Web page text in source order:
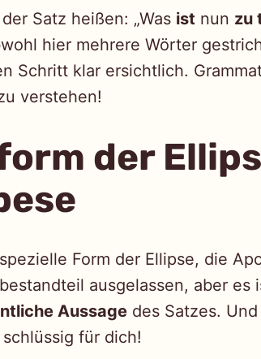
Satz heißen: „Was ist nun zu
hier mehrere Wörter
Schritt klar ersichtlich.
verstehen!
der
Form der Ellipse, die
ausgelassen, aber es
Aussage des Satzes.
für dich!